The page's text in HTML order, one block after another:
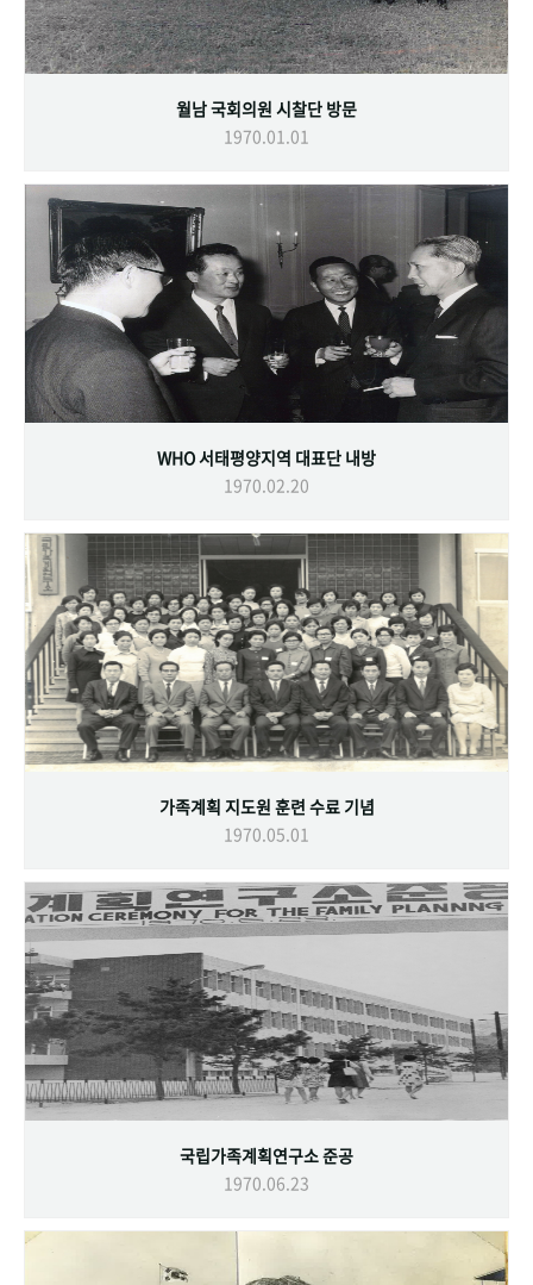
월남 국회의원 시찰단 방문
1970.01.01
WHO 서태평양지역 대표단 내방
1970.02.20
가족계획 지도원 훈련 수료 기념
1970.05.01
국립가족계획연구소 준공
1970.06.23